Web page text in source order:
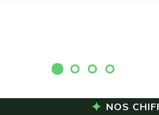
NOS